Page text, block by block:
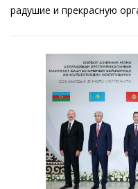
радушие и прекрасную